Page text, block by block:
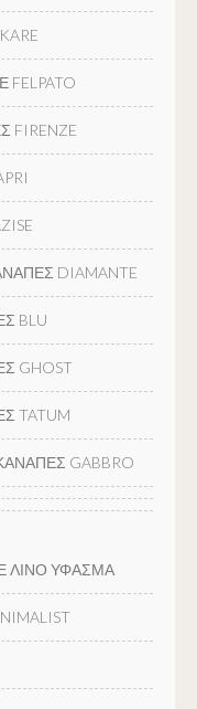
FIRENZE
DIAMANTE
BLU
GHOST
TATUM
GABBRO
ΛΙΝΟ ΥΦΑΣΜΑ